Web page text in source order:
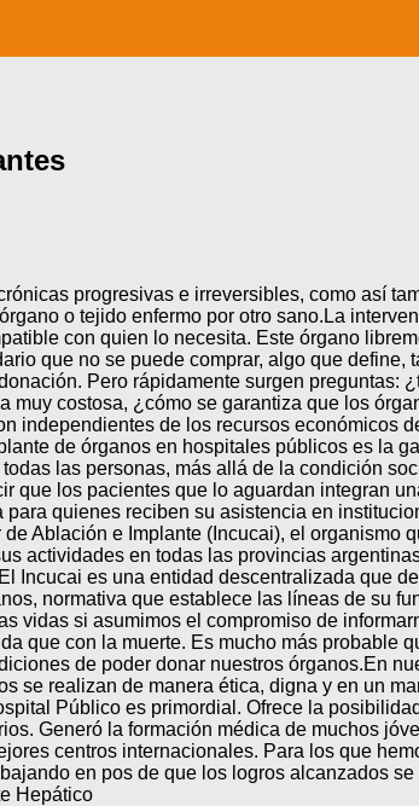
progresivas e irreversibles, como así
o tejido enfermo por otro sano.La
con quien lo necesita. Este órgano
que no se puede comprar, algo que
Pero rápidamente surgen preguntas:
costosa, ¿cómo se garantiza que los
independientes de los recursos económicos
de órganos en hospitales públicos es la
las personas, más allá de la condición
que los pacientes que lo aguardan integran
quienes reciben su asistencia en
Ablación e Implante (Incucai), el organismo
actividades en todas las provincias
Incucai es una entidad descentralizada que
normativa que establece las líneas de su
vidas si asumimos el compromiso de
que con la muerte. Es mucho más probable
de poder donar nuestros órganos.En
se realizan de manera ética, digna y en un
Público es primordial. Ofrece la
Generó la formación médica de muchos
centros internacionales. Para los que
en pos de que los logros alcanzados
Hepático